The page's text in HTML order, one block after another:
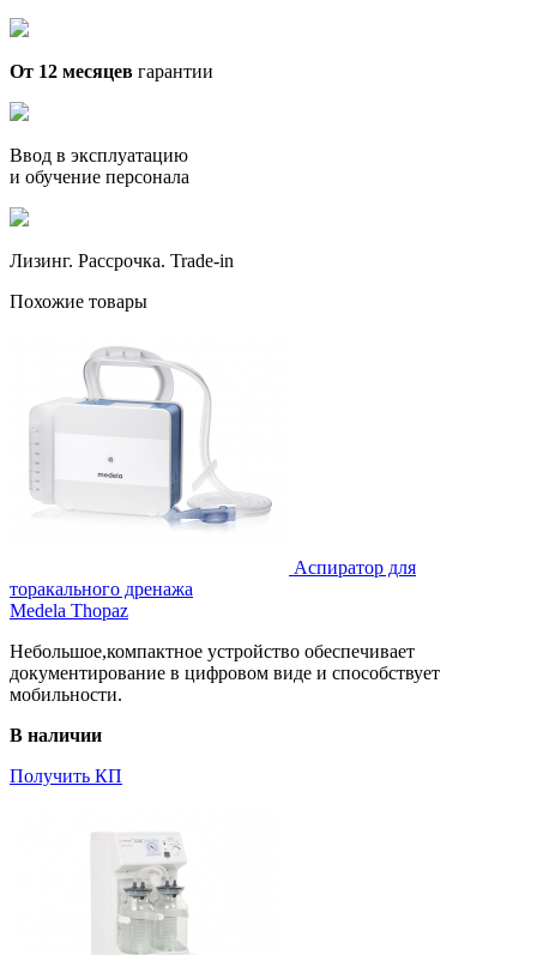
От 12 месяцев гарантии
Ввод в эксплуатацию
и обучение персонала
Лизинг. Рассрочка. Trade-in
Похожие товары
Аспиратор для
торакального дренажа
Medela Thopaz
Небольшое,компактное устройство обеспечивает
документирование в цифровом виде и способствует
мобильности.
В наличии
Получить КП